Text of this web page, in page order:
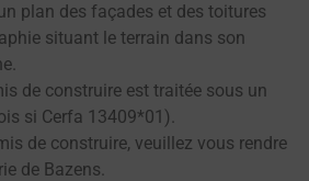
plan des façades et des toitures
situant le terrain dans son
de construire est traitée sous un
si Cerfa 13409*01).
de construire, veuillez vous rendre
de Bazens.